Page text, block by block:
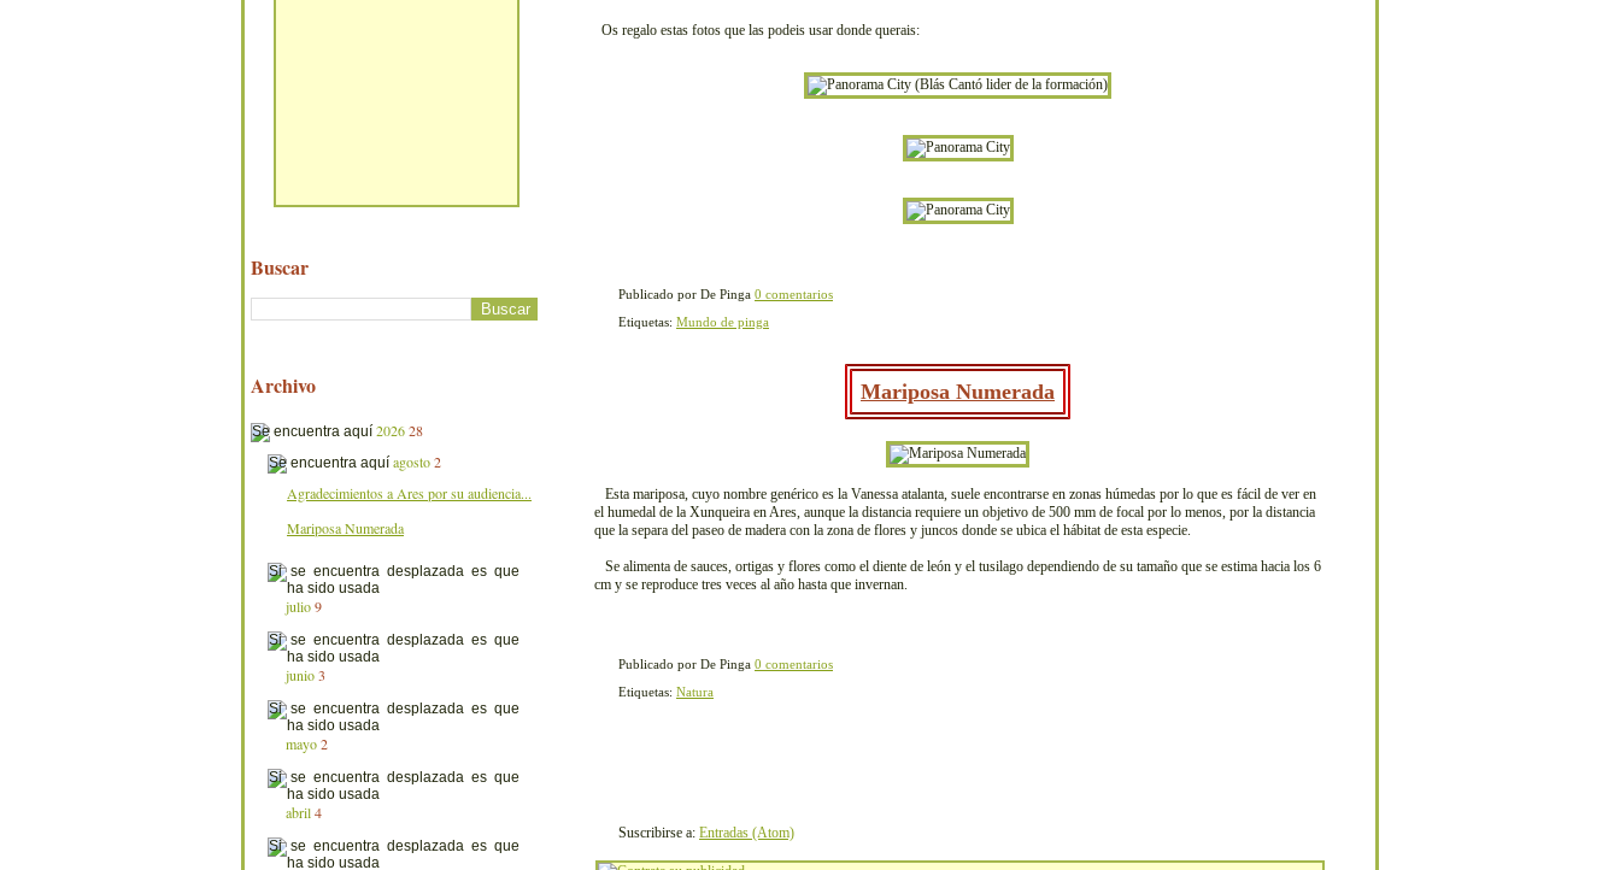
Os regalo estas fotos que las podeis usar donde querais:
Publicado por De Pinga 0 comentarios
Etiquetas: Mundo de pinga
Mariposa Numerada
Esta mariposa, cuyo nombre genérico es la Vanessa atalanta, suele encontrarse en zonas húmedas por lo que es fácil de ver en
el humedal de la Xunqueira en Ares, aunque la distancia requiere un objetivo de 500 mm de focal por lo menos, por la distancia
que la separa del paseo de madera con la zona de flores y juncos donde se ubica el hábitat de esta especie.
Se alimenta de sauces, ortigas y flores como el diente de león y el tusilago dependiendo de su tamaño que se estima hacia los 6
cm y se reproduce tres veces al año hasta que invernan.
Publicado por De Pinga 0 comentarios
Etiquetas: Natura
Suscribirse a: Entradas (Atom)
Buscar
Archivo
202628
agosto 2
Agradecimientos a Ares por su audiencia...
Mariposa Numerada
julio 9
junio 3
mayo 2
abril 4